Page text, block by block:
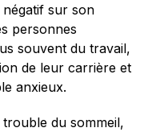
sur son
personnes
souvent du travail,
de leur carrière et
anxieux.
du sommeil,